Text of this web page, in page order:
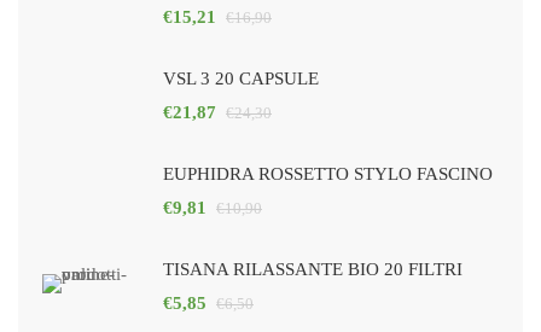
€15,21 €16,90
VSL 3 20 CAPSULE
€21,87 €24,30
EUPHIDRA ROSSETTO STYLO FASCINO
€9,81 €10,90
TISANA RILASSANTE BIO 20 FILTRI
€5,85 €6,50